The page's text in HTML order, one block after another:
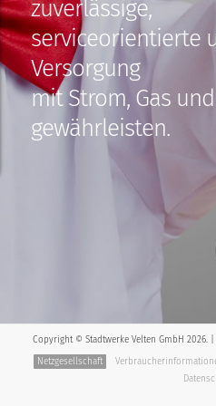
GROSSKUNDEN
LOCAL ENERGY VERBUND
STROMKENNZEICHNUNG
NETZANSCHLUSS
WÄRMEPREISE
zuverlässige,
serviceorientierte
Versorgung
mit Strom, Gas
gewährleisten.
Copyright © Stadtwerke Velten GmbH 2026.
Netzgesellschaft